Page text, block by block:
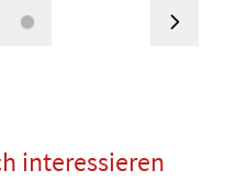
interessieren